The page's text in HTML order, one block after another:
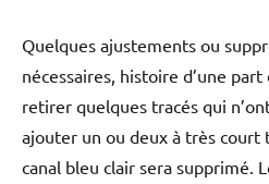
Quelques ajustements ou
nécessaires, histoire d’une part
retirer quelques tracés qui
ajouter un ou deux à très court
canal bleu clair sera supprimé.